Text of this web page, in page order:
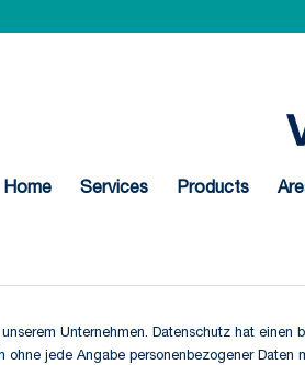
Home Services Products
Unternehmen. Datenschutz hat
jede Angabe personenbezogener Daten